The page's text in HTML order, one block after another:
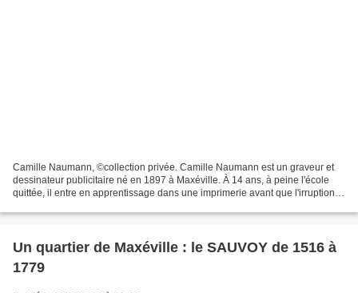
Camille Naumann, ©collection privée. Camille Naumann est un graveur et
dessinateur publicitaire né en 1897 à Maxéville. À 14 ans, à peine l'école
quittée, il entre en apprentissage dans une imprimerie avant que l'irruption
Un quartier de Maxéville : le SAUVOY de 1516 à
1779